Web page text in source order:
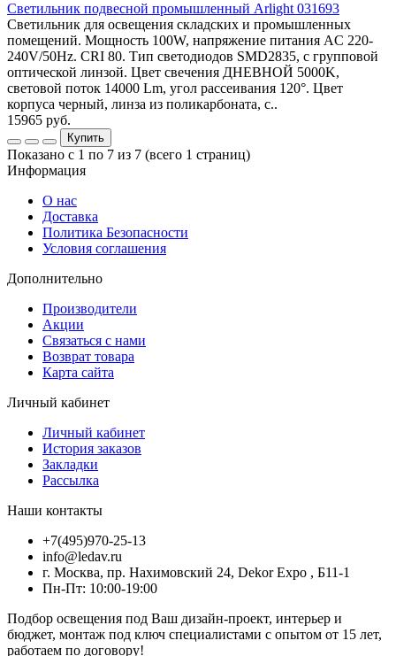
Светильник подвесной промышленный Arlight 031693
Светильник для освещения складских и промышленных
помещений. Мощность 100W, напряжение питания AC 220-
240V/50Hz. CRI 80. Тип светодиодов SMD2835, с групповой
оптической линзой. Цвет свечения ДНЕВНОЙ 5000K,
световой поток 14000 Lm, угол рассеивания 120°. Цвет
корпуса черный, линза из поликарбоната, с..
15965 руб.
Купить
Показано с 1 по 7 из 7 (всего 1 страниц)
Информация
О нас
Доставка
Политика Безопасности
Условия соглашения
Дополнительно
Производители
Акции
Связаться с нами
Возврат товара
Карта сайта
Личный кабинет
Личный кабинет
История заказов
Закладки
Рассылка
Наши контакты
+7(495)970-25-13
info@ledav.ru
г. Москва, пр. Нахимовский 24, Dekor Expo , Б11-1
Пн-Пт: 10:00-19:00
Подбор освещения под Ваш дизайн-проект, интерьер и
бюджет, монтаж под ключ специалистами с опытом от 15 лет,
работаем по договору!